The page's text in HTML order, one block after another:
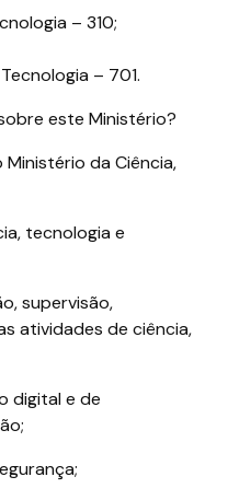
– 310;
– 701.
este Ministério?
da Ciência,
tecnologia e
supervisão,
atividades de ciência,
digital e de